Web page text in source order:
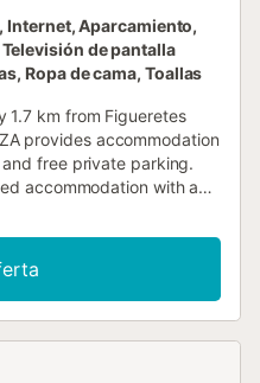
Internet, Aparcamiento,
de pantalla
Ropa de cama, Toallas
1.7 km from Figueretes
provides accommodation
free private parking.
accommodation with a